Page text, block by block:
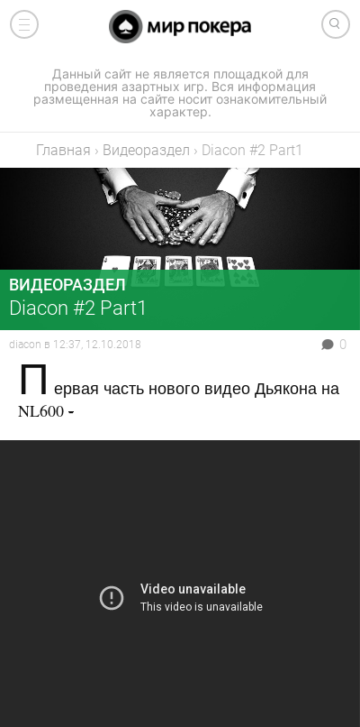
Данный сайт не является площадкой для
проведения азартных игр. Вся информация
размещенная на сайте носит ознакомительный
характер.
Главная › Видеораздел › Diacon #2 Part1
ВИДЕОРАЗДЕЛ
Diacon #2 Part1
diacon в 12:37, 12.10.2018 0
П ервая часть нового видео Дьякона на
NL600 -